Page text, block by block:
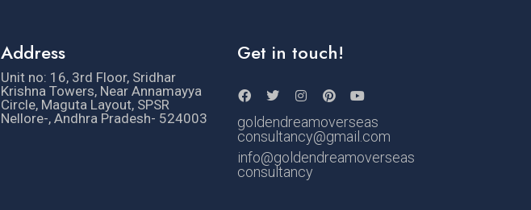
Address
Unit no: 16, 3rd Floor, Sridhar
Krishna Towers, Near Annamayya
Circle, Maguta Layout, SPSR
Nellore-, Andhra Pradesh- 524003
Get in touch!
goldendreamoverseas
consultancy@gmail.com
info@goldendreamoverseas
consultancy